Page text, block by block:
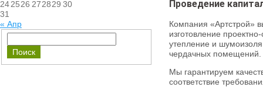
242526 272829 30
31
« Апр
Проведение
Компания «Артстрой»
изготовление
утепление и
чердачных помещений.
Мы гарантируем
соответствие